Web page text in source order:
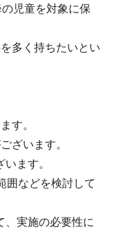
児童を対象に保
多く持ちたいとい
す。
ざいます。
ます。
囲などを検討して
、実施の必要性に